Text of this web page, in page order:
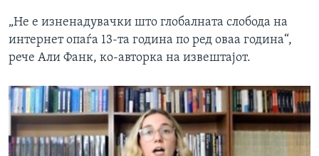
„Не е изненадувачки што глобалната слобода на
интернет опаѓа 13-та година по ред оваа година“,
рече Али Фанк, ко-авторка на извештајот.